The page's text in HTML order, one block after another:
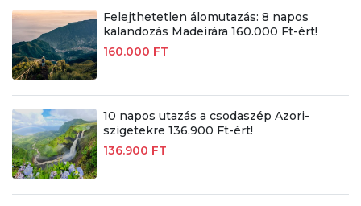
Felejthetetlen álomutazás: 8 napos
kalandozás Madeirára 160.000 Ft-ért!
160.000 FT
10 napos utazás a csodaszép Azori-
szigetekre 136.900 Ft-ért!
136.900 FT